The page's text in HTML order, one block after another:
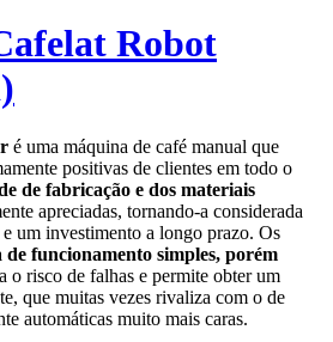
Robot
é uma máquina de café manual que
positivas de clientes em todo o
de fabricação e dos materiais
apreciadas, tornando-a considerada
um investimento a longo prazo. Os
de funcionamento simples, porém
o risco de falhas e permite obter um
que muitas vezes rivaliza com o de
automáticas muito mais caras.